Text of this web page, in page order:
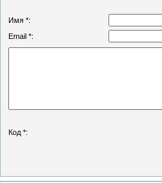
Имя *:
Email *:
Код *: